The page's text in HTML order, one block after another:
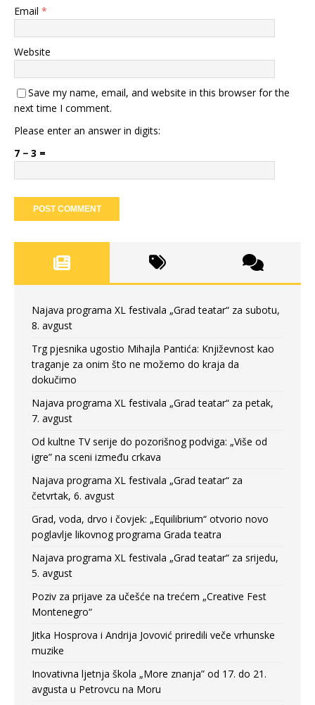
Email *
Website
Save my name, email, and website in this browser for the
next time I comment.
Please enter an answer in digits:
7 − 3 =
Najava programa XL festivala „Grad teatar“ za subotu,
8. avgust
Trg pjesnika ugostio Mihajla Pantića: Književnost kao
traganje za onim što ne možemo do kraja da
dokučimo
Najava programa XL festivala „Grad teatar“ za petak,
7. avgust
Od kultne TV serije do pozorišnog podviga: „Više od
igre” na sceni između crkava
Najava programa XL festivala „Grad teatar“ za
četvrtak, 6. avgust
Grad, voda, drvo i čovjek: „Equilibrium“ otvorio novo
poglavlje likovnog programa Grada teatra
Najava programa XL festivala „Grad teatar“ za srijedu,
5. avgust
Poziv za prijave za učešće na trećem „Creative Fest
Montenegro“
Jitka Hosprova i Andrija Jovović priredili veče vrhunske
muzike
Inovativna ljetnja škola „More znanja” od 17. do 21.
avgusta u Petrovcu na Moru